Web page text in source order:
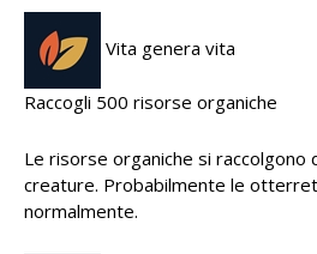
Vita genera vita
Raccogli 500 risorse organiche
Le risorse organiche si raccolgono
creature. Probabilmente le
normalmente.